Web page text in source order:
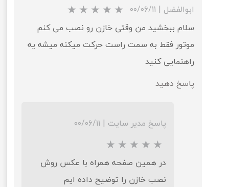
ابوالفضل | ۰۰/۰۶/۱۱
سلام ببخشید من وقتی خازن رو نصب می کنم
موتور فقط به سمت راست حرکت میکنه میشه یه
راهنمایی کنید
پاسخ دهید
پاسخ مدیر سایت | ۰۰/۰۶/۱۱
در همین صفحه همراه با عکس روش
نصب خازن را توضیح داده ایم